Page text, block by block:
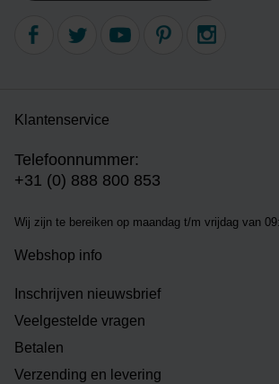
Klantenservice
Telefoonnummer:
+31 (0) 888 800 853
Wij zijn te bereiken op maandag t/m vrijdag van
Webshop info
Inschrijven nieuwsbrief
Veelgestelde vragen
Betalen
Verzending en levering